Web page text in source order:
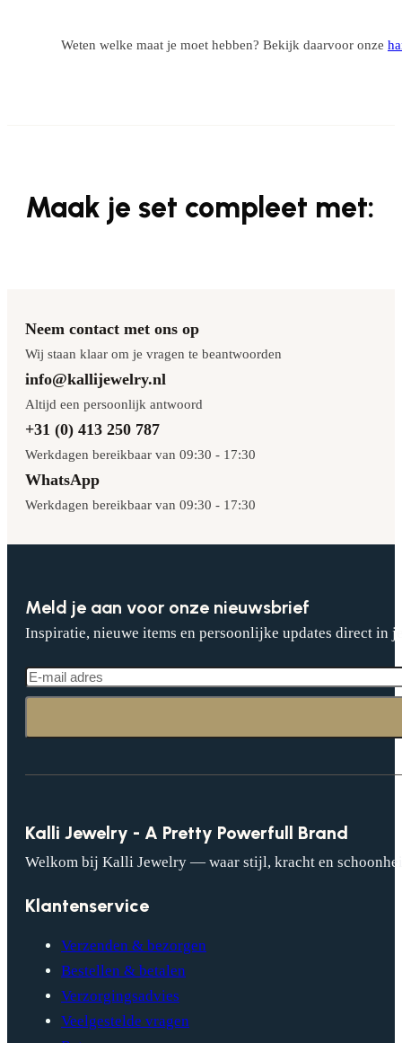
Weten welke maat je moet hebben? Bekijk daarvoor onze
Maak je set compleet met:
Neem contact met ons op
Wij staan klaar om je vragen te beantwoorden
info@kallijewelry.nl
Altijd een persoonlijk antwoord
+31 (0) 413 250 787
Werkdagen bereikbaar van 09:30 - 17:30
WhatsApp
Werkdagen bereikbaar van 09:30 - 17:30
Meld je aan voor onze nieuwsbrief
Inspiratie, nieuwe items en persoonlijke updates direct in
Kalli Jewelry - A Pretty Powerfull Brand
Welkom bij Kalli Jewelry — waar stijl, kracht en
Klantenservice
Verzenden & bezorgen
Bestellen & betalen
Verzorgingsadvies
Veelgestelde vragen